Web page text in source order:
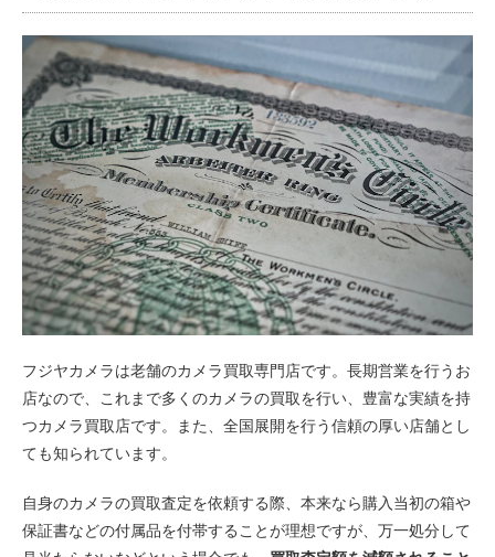
フジヤカメラは老舗のカメラ買取専門店です。長期営業を行うお
店なので、これまで多くのカメラの買取を行い、豊富な実績を持
つカメラ買取店です。また、全国展開を行う信頼の厚い店舗とし
ても知られています。
自身のカメラの買取査定を依頼する際、本来なら購入当初の箱や
保証書などの付属品を付帯することが理想ですが、万一処分して